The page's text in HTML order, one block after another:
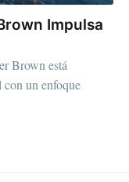
Impulsa
Brown está
con un enfoque